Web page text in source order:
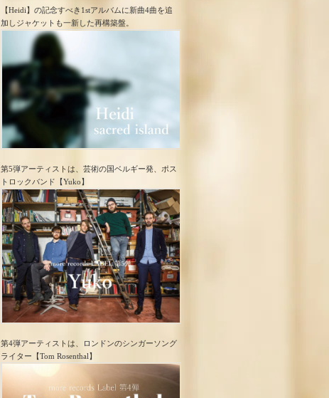
【Heidi】の記念すべき1stアルバムに新曲4曲を追
加しジャケットも一新した再構築盤。
第5弾アーティストは、芸術の国ベルギー発、ポス
トロック​バンド【Yuko】
第4弾アーティストは、ロンドンのシンガーソング
ライター【Tom Rosenthal】